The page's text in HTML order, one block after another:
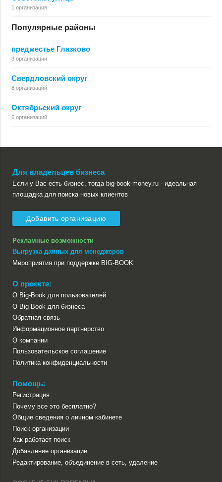
1 организация
Популярные районы
предместье Глазково
3 организации
Свердловский округ
8 организаций
Октябрьский округ
6 организаций
Для владельцев бизнеса
Если у Вас есть бизнес, тогда big-book-money.ru - идеальная
площадка для поиска новых клиентов
Добавить организацию
Рекламные возможности
Выгрузка данных для менеджеров
Мероприятия при поддержке BIG-BOOK
О проекте:
О Big-Book для пользователей
О Big-Book для бизнеса
Обратная связь
Информационное партнерство
О компании
Пользовательское соглашение
Политика конфиденциальности
Помощь:
Регистрация
Почему все это бесплатно?
Общие сведения о личном кабинете
Поиск организации
Как работает поиск
Добавление организации
Редактирование, объединение в сеть, удаление